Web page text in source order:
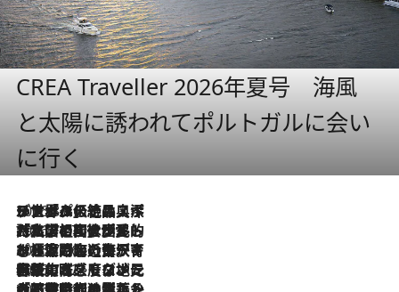
CREA Traveller 2026年夏号 海風
と太陽に誘われてポルトガルに会い
に行く
2026.8.8
リスボンの絶品スイーツ「パステル・デ・ナタ」とは？ポルトガル伝統の奥深い世界へ
2026.7.27
「私の祖国はポルトガル語です」国民的詩人フェルナンド・ペソアと、彼が愛した文学の街を歩く
2026.7.26
ポルトガル近海が育む極上の海の幸。キリリと冷えた白ワインと愉しむ、シーフード専門店の贅沢
2026.7.22
伝統の味をモダンに昇華。高感度な地元客が集う、リスボンの最旬ガストロノミー